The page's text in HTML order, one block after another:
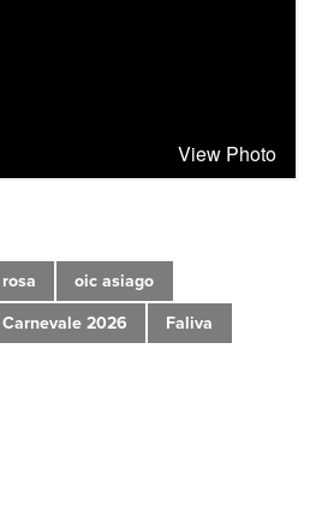
oic asiago
Carnevale 2026 Faliva